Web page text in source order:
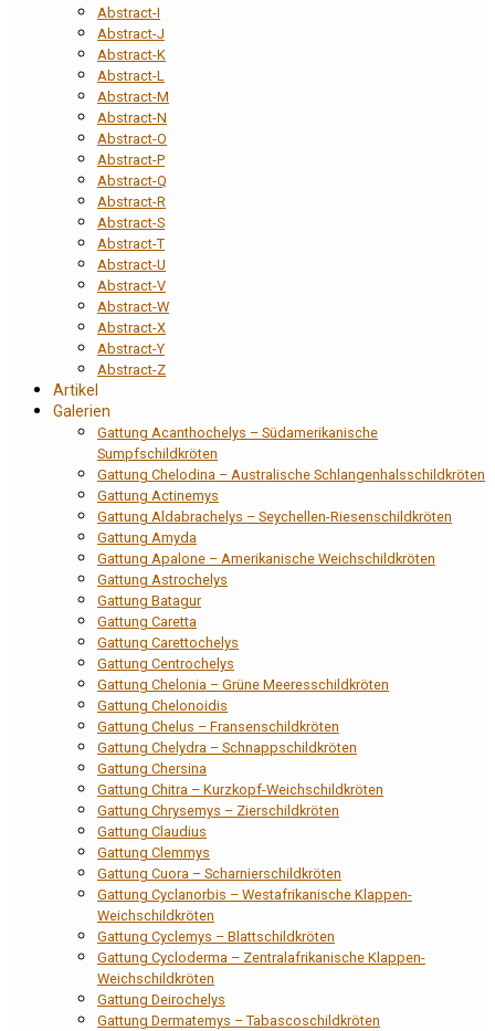
Abstract-I
Abstract-J
Abstract-K
Abstract-L
Abstract-M
Abstract-N
Abstract-O
Abstract-P
Abstract-Q
Abstract-R
Abstract-S
Abstract-T
Abstract-U
Abstract-V
Abstract-W
Abstract-X
Abstract-Y
Abstract-Z
Artikel
Galerien
Gattung Acanthochelys – Südamerikanische
Sumpfschildkröten
Gattung Chelodina – Australische Schlangenhalsschildkröten
Gattung Actinemys
Gattung Aldabrachelys – Seychellen-Riesenschildkröten
Gattung Amyda
Gattung Apalone – Amerikanische Weichschildkröten
Gattung Astrochelys
Gattung Batagur
Gattung Caretta
Gattung Carettochelys
Gattung Centrochelys
Gattung Chelonia – Grüne Meeresschildkröten
Gattung Chelonoidis
Gattung Chelus – Fransenschildkröten
Gattung Chelydra – Schnappschildkröten
Gattung Chersina
Gattung Chitra – Kurzkopf-Weichschildkröten
Gattung Chrysemys – Zierschildkröten
Gattung Claudius
Gattung Clemmys
Gattung Cuora – Scharnierschildkröten
Gattung Cyclanorbis – Westafrikanische Klappen-
Weichschildkröten
Gattung Cyclemys – Blattschildkröten
Gattung Cycloderma – Zentralafrikanische Klappen-
Weichschildkröten
Gattung Deirochelys
Gattung Dermatemys – Tabascoschildkröten